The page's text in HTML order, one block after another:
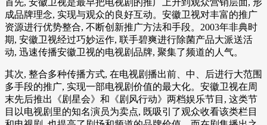
成品牌理念, 实现与观众的良好互动。安徽卫视对丰富的推广
资源进行优势整合, 不断创新推广方法和手段。2003年非典时
期, 安徽卫视经过巧妙运作, 联手碧爽进行除菌产品大派送活
动, 迅速传播安徽卫视的电视剧品牌, 聚集了频道的人气。
其次, 整合多种传播方式, 在电视剧播出前、中、后进行大范围
多手段的推广, 实现一部电视剧价值的最大化。安徽卫视在周
末先后推出《剧星会》和《剧风行动》两档娱乐节目, 这类节
目以电视剧里的知名演员为卖点, 既吸引了观众收看该类栏目